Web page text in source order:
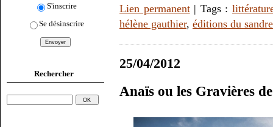
S'inscrire
Se désinscrire
Rechercher
Lien permanent| Tags :
hélène gauthier, éditions du sandre
25/04/2012
Anaïs ou les Gravières